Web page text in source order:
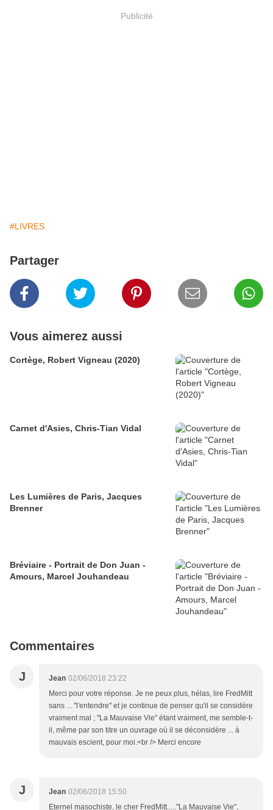
Publicité
#LIVRES
Partager
Vous aimerez aussi
Cortège, Robert Vigneau (2020)
Carnet d'Asies, Chris-Tian Vidal
Les Lumières de Paris, Jacques
Brenner
Bréviaire - Portrait de Don Juan -
Amours, Marcel Jouhandeau
Commentaires
J Jean 02/06/2018 23:22
Merci pour votre réponse. Je ne peux plus, hélas, lire FredMitt
sans ... "l'entendre" et je continue de penser qu'il se considère
vraiment mal ; "La Mauvaise Vie" étant vraiment, me semble-t-
il, même par son titre un ouvrage où il se déconsidère ... à
mauvais escient, pour moi.<br /> Merci encore
J Jean 02/06/2018 15:50
Eternel masochiste, le cher FredMitt....."La Mauvaise Vie",